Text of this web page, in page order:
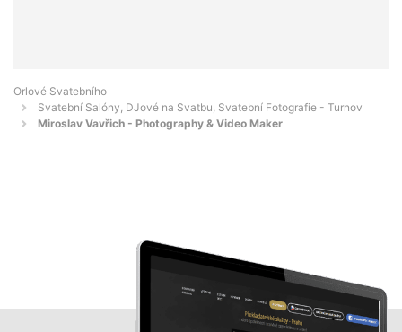
Orlové Svatebního
Svatební Salóny, DJové na Svatbu, Svatební Fotografie - Turnov
Miroslav Vavřich - Photography & Video Maker